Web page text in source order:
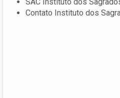
Contato Instituto dos